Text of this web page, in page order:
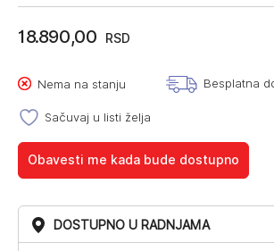
18.890,00 RSD
Nema na stanju Besplatna
Sačuvaj u listi želja
Obavesti me kada bude dostupno
DOSTUPNO U RADNJAMA